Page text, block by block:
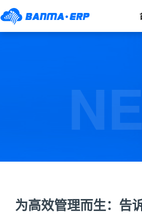
为高效管理而生：告